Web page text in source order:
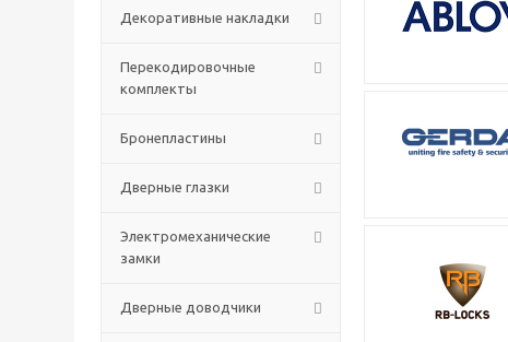
Декоративные накладки
Перекодировочные
комплекты
Бронепластины
Дверные глазки
Электромеханические
замки
Дверные доводчики